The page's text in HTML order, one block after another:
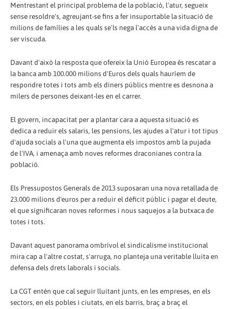
Mentrestant el principal problema de la població, l'atur, segueix
sense resoldre's, agreujant-se fins a fer insuportable la situació de
milions de famílies a les quals se'ls nega l'accés a una vida digna de
ser viscuda.
Davant d'això la resposta que ofereix la Unió Europea és rescatar a
la banca amb 100.000 milions d'Euros dels quals hauríem de
respondre totes i tots amb els diners públics mentre es desnona a
milers de persones deixant-les en el carrer.
El govern, incapacitat per a plantar cara a aquesta situació es
dedica a reduir els salaris, les pensions, les ajudes a l'atur i tot tipus
d'ajuda socials a l'una que augmenta els impostos amb la pujada
de l'IVA, i amenaça amb noves reformes draconianes contra la
població.
Els Pressupostos Generals de 2013 suposaran una nova retallada de
23.000 milions d'euros per a reduir el dèficit públic i pagar el deute,
el que significaran noves reformes i nous saquejos a la butxaca de
totes i tots.
Davant aquest panorama ombrívol el sindicalisme institucional
mira cap a l'altre costat, s'arruga, no planteja una veritable lluita en
defensa dels drets laborals i socials.
La CGT entén que cal seguir lluitant junts, en les empreses, en els
sectors, en els pobles i ciutats, en els barris, braç a braç el